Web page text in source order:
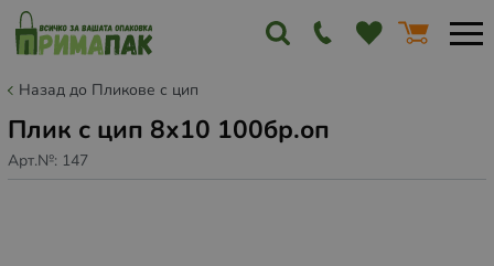
Назад до Пликове с цип
Плик с цип 8х10 100бр.оп
Арт.№: 147